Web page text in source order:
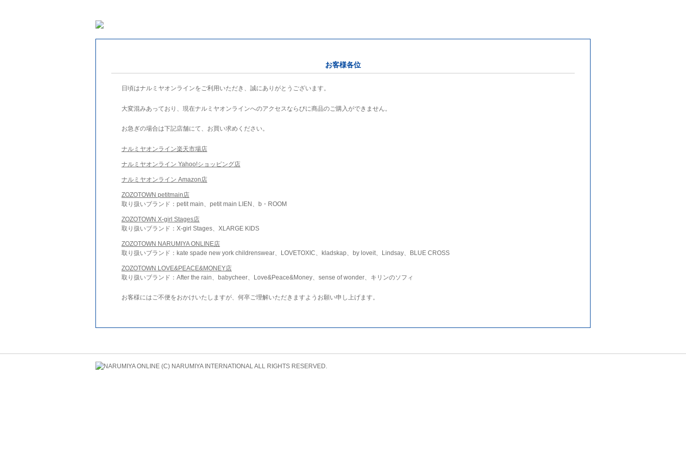
お客様各位
日頃はナルミヤオンラインをご利用いただき、誠にありがとうございます。
大変混みあっており、現在ナルミヤオンラインへのアクセスならびに商品のご購入ができません。
お急ぎの場合は下記店舗にて、お買い求めください。
ナルミヤオンライン楽天市場店
ナルミヤオンライン Yahoo!ショッピング店
ナルミヤオンライン Amazon店
ZOZOTOWN petitmain店
取り扱いブランド：petit main、petit main LIEN、b・ROOM
ZOZOTOWN X-girl Stages店
取り扱いブランド：X-girl Stages、XLARGE KIDS
ZOZOTOWN NARUMIYA ONLINE店
取り扱いブランド：kate spade new york childrenswear、LOVETOXIC、kladskap、by loveit、Lindsay、BLUE CROSS
ZOZOTOWN LOVE&PEACE&MONEY店
取り扱いブランド：After the rain、babycheer、Love&Peace&Money、sense of wonder、キリンのソフィ
お客様にはご不便をおかけいたしますが、何卒ご理解いただきますようお願い申し上げます。